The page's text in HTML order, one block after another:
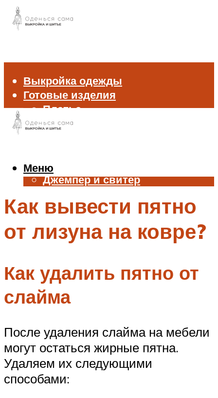
Выкройка одежды
Готовые изделия
Платье
Брюки
Жилет
Джемпер и свитер
Аксессуары
Меню
Меню
Как вывести пятно
от лизуна на ковре?
Как удалить пятно от
слайма
После удаления слайма на мебели
могут остаться жирные пятна.
Удаляем их следующими
способами: